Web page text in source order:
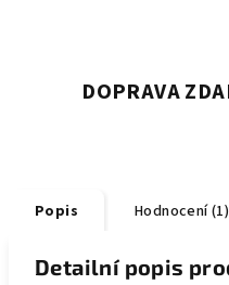
DOPRAVA
Popis Hodnocení (1)
Detailní popis